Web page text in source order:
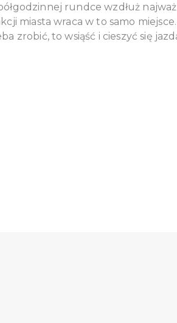
rundce wzdłuż
miasta wraca w to samo
zrobić, to wsiąść i cieszyć się